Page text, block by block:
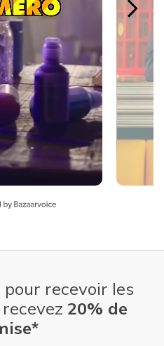
recevoir les
20% de